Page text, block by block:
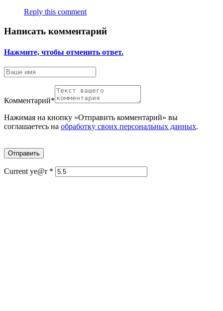
Reply this comment
Написать комментарий
Нажмите, чтобы отменить ответ.
Комментарий*
Нажимая на кнопку «Отправить комментарий» вы
соглашаетесь на обработку своих персональных данных.
Current ye@r *